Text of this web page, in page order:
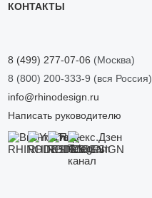
КОНТАКТЫ
8 (499) 277-07-06 (Москва)
8 (800) 200-333-9 (вся Россия)
info@rhinodesign.ru
Написать руководителю